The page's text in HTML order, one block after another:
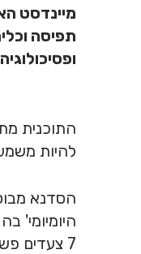
מיינדסט
תפיסה
התוכנית
להיות
7 צעדים